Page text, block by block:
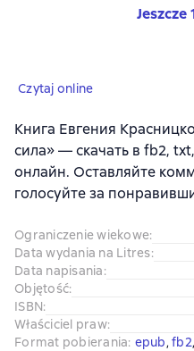
Czytaj online
Книга Евгения
сила» — скачать в fb2,
онлайн. Оставляйте
голосуйте за
Ograniczenie wiekowe:
Data wydania na Litres:
Data napisania:
Objętość:
ISBN:
Właściciel praw:
Format pobierania: epub, fb2